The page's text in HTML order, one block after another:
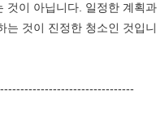
것이 아닙니다. 일정한 계획과
는 것이 진정한 청소인 것입니